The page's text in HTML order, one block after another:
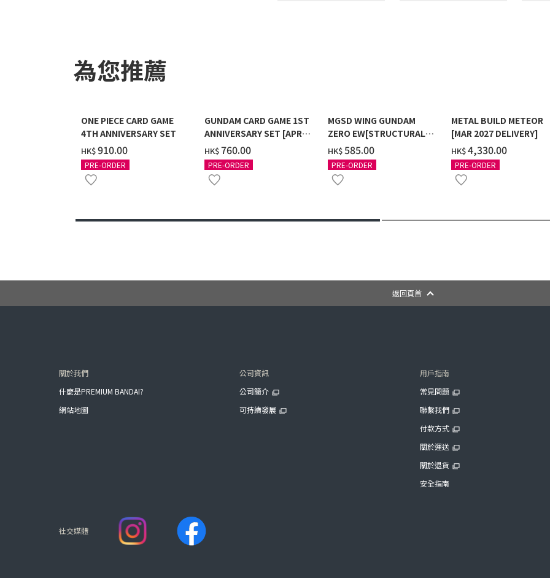
為您推薦
ONE PIECE CARD GAME
4TH ANNIVERSARY SET
HK$‌910.00
PRE-ORDER
GUNDAM CARD GAME 1ST
ANNIVERSARY SET [APR
2027 DELIVERY]
HK$‌760.00
PRE-ORDER
MGSD WING GUNDAM
ZERO EW[STRUCTURAL
COATING/BLACK] [2026年
12月發送]
HK$‌585.00
PRE-ORDER
METAL BUILD METEOR
[MAR 2027 DELIVERY]
HK$‌4,330.00
PRE-ORDER
返回頁首
關於我們
什麼是PREMIUM BANDAI?
網站地圖
公司資訊
公司簡介
可持續發展
用戶指南
常見問題
聯繫我們
付款方式
關於運送
關於退貨
安全指南
社交媒體